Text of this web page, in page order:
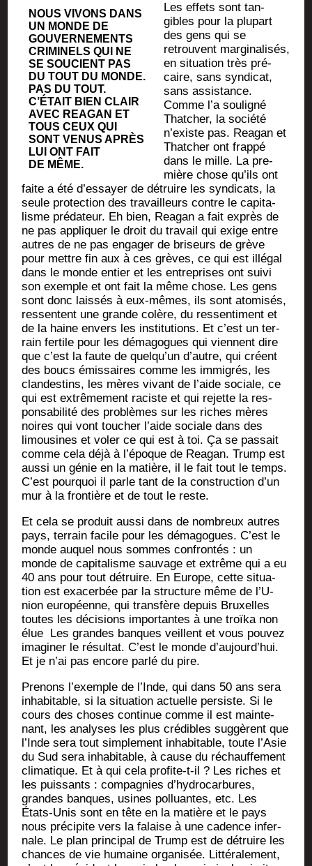
NOUS VIVONS DANS
UN MONDE DE
GOU­VER­NE­MENTS
CRI­MI­NELS QUI NE
SE SOU­CIENT PAS
DU TOUT DU MONDE.
PAS DU TOUT.
C’É­TAIT BIEN CLAIR
AVEC REA­GAN ET
TOUS CEUX QUI
SONT VENUS APRÈS
LUI ONT FAIT
DE MÊME.
Les effets sont tan­
gibles pour la plu­part
des gens qui se
retrouvent mar­gi­na­li­sés,
en situa­tion très pré­
caire, sans syn­di­cat,
sans assis­tance.
Comme l’a sou­li­gné
That­cher, la socié­té
n’existe pas. Rea­gan et
That­cher ont frap­pé
dans le mille. La pre­
mière chose qu’ils ont
faite a été d’es­sayer de détruire les syn­di­cats, la
seule pro­tec­tion des tra­vailleurs contre le capi­ta­
lisme pré­da­teur. Eh bien, Rea­gan a fait exprès de
ne pas appli­quer le droit du tra­vail qui exige entre
autres de ne pas enga­ger de bri­seurs de grève
pour mettre fin aux à ces grèves, ce qui est illé­gal
dans le monde entier et les entre­prises ont sui­vi
son exemple et ont fait la même chose. Les gens
sont donc lais­sés à eux-mêmes, ils sont ato­mi­sés,
res­sentent une grande colère, du res­sen­ti­ment et
de la haine envers les ins­ti­tu­tions. Et c’est un ter­
rain fer­tile pour les déma­gogues qui viennent dire
que c’est la faute de quel­qu’un d’autre, qui créent
des boucs émis­saires comme les immi­grés, les
clan­des­tins, les mères vivant de l’aide sociale, ce
qui est extrê­me­ment raciste et qui rejette la res­
pon­sa­bi­li­té des pro­blèmes sur les riches mères
noires qui vont tou­cher l’aide sociale dans des
limou­sines et voler ce qui est à toi. Ça se pas­sait
comme cela déjà à l’é­poque de Rea­gan. Trump est
aus­si un génie en la matière, il le fait tout le temps.
C’est pour­quoi il parle tant de la construc­tion d’un
mur à la fron­tière et de tout le reste.
Et cela se pro­duit aus­si dans de nom­breux autres
pays, ter­rain facile pour les déma­gogues. C’est le
monde auquel nous sommes confron­tés : un
monde de capi­ta­lisme sau­vage et extrême qui a eu
40 ans pour tout détruire. En Europe, cette situa­
tion est exa­cer­bée par la struc­ture même de l’U­
nion euro­péenne, qui trans­fère depuis Bruxelles
toutes les déci­sions impor­tantes à une troï­ka non
élue Les grandes banques veillent et vous pou­vez
ima­gi­ner le résul­tat. C’est le monde d’au­jourd’­hui.
Et je n’ai pas encore par­lé du pire.
Pre­nons l’exemple de l’Inde, qui dans 50 ans sera
inha­bi­table, si la situa­tion actuelle per­siste. Si le
cours des choses conti­nue comme il est main­te­
nant, les ana­lyses les plus cré­dibles sug­gèrent que
l’Inde sera tout sim­ple­ment inha­bi­table, toute l’A­sie
du Sud sera inha­bi­table, à cause du réchauf­fe­ment
cli­ma­tique. Et à qui cela pro­fite-t-il ? Les riches et
les puis­sants : com­pa­gnies d’hy­dro­car­bures,
grandes banques, usines pol­luantes, etc. Les
États-Unis sont en tête en la matière et le pays
nous pré­ci­pite vers la falaise à une cadence infer­
nale. Le plan prin­ci­pal de Trump est de détruire les
chances de vie humaine orga­ni­sée. Lit­té­ra­le­ment,